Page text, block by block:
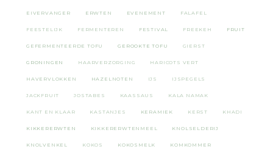
EIVERVANGER ERWTEN EVENEMENT FALAFEL
FEESTELIJK FERMENTEREN FESTIVAL FREEKEH FRUIT
GEFERMENTEERDE TOFU GEROOKTE TOFU GIERST
GRONINGEN HAARVERZORGING HARICOTS VERT
HAVERVLOKKEN HAZELNOTEN IJS IJSPEGELS
JACKFRUIT JOSTABES KAASSAUS KALA NAMAK
KANT EN KLAAR KASTANJES KERAMIEK KERST KHADI
KIKKERERWTEN KIKKERERWTENMEEL KNOLSELDERIJ
KNOLVENKEL KOKOS KOKOSMELK KOMKOMMER